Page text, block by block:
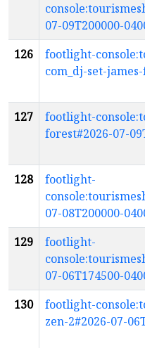
07-09T200000-
126
footlight-
com_dj-set-
127
footlight-
forest#2026-07-
128
footlight-
07-08T200000-
129
footlight-
07-06T174500-
130
footlight-
zen-2#2026-07-